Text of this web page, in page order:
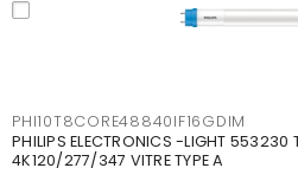
PHI10T8CORE48840IF16GDIM
PHILIPS ELECTRONICS -LIGHT 553230
4K120/277/347 VITRE TYPE A